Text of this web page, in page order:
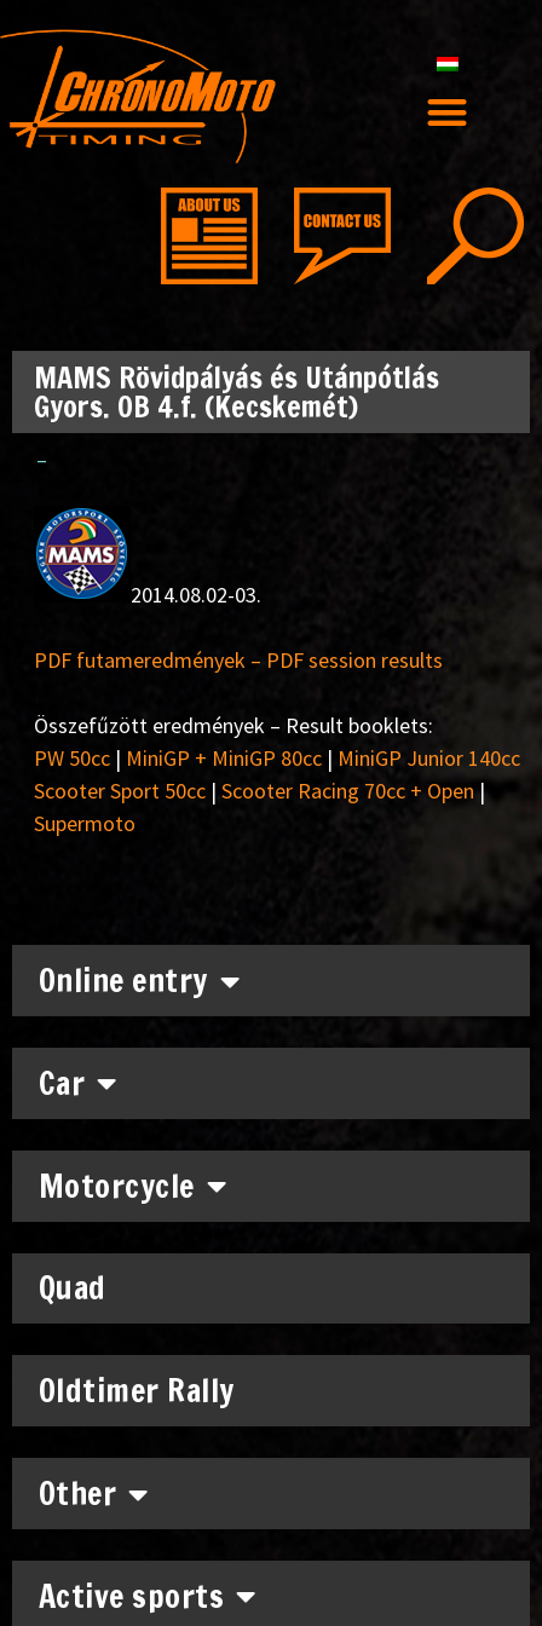
Online entry
Car
Motorcycle
Quad
Oldtimer Rally
Other
Active sports
MAMS Rövidpályás és Utánpótlás
Gyors. OB 4.f. (Kecskemét)
–
2014.08.02-03.
PDF futameredmények – PDF session results
Összefűzött eredmények – Result booklets:
PW 50cc | MiniGP + MiniGP 80cc | MiniGP Junior 140cc
Scooter Sport 50cc | Scooter Racing 70cc + Open|
Supermoto